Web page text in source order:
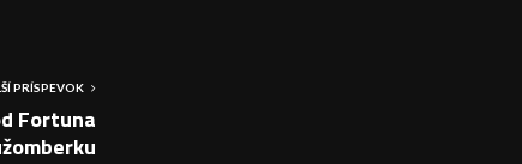
PRÍSPEVOK
Fortuna